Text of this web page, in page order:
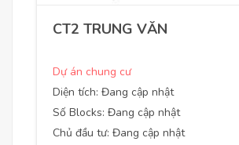
CT2 TRUNG VĂN
Dự án chung cư
Diện tích: Đang cập nhật
Số Blocks: Đang cập nhật
Chủ đầu tư: Đang cập nhật